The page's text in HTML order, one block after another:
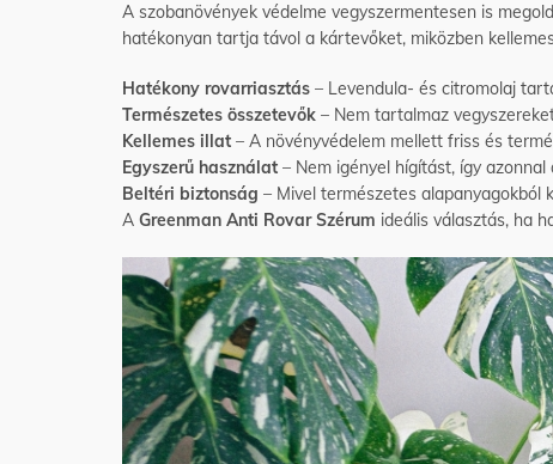
A szobanövények védelme vegyszermentesen is
hatékonyan tartja távol a kártevőket, miközben
Hatékony rovarriasztás – Levendula- és citromolaj
Természetes összetevők – Nem tartalmaz
Kellemes illat – A növényvédelem mellett friss és
Egyszerű használat – Nem igényel hígítást, így
Beltéri biztonság – Mivel természetes alapanyagokból
A Greenman Anti Rovar Szérum ideális választás, ha